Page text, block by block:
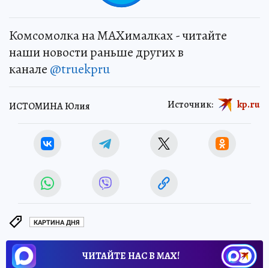
Комсомолка на MAXималках - читайте
наши новости раньше других в
канале @truekpru
ИСТОМИНА Юлия Источник: kp.ru
КАРТИНА ДНЯ
ЧИТАЙТЕ НАС В МАХ!